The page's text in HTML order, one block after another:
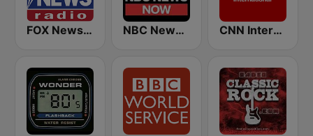
FOX News Radio NBC News Now CNN International